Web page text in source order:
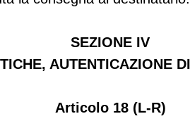
SEZIONE IV
AUTENTICAZIONE
Articolo 18 (L-R)